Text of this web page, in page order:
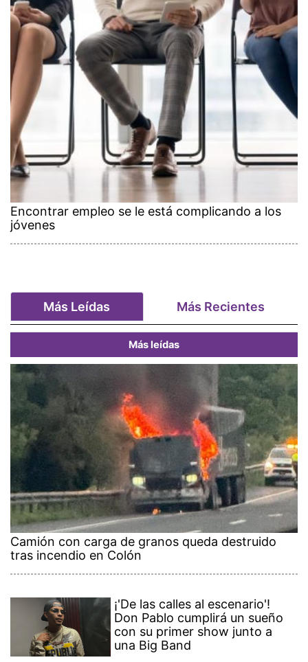
Encontrar empleo se le está complicando a los
jóvenes
Más Leídas Más Recientes
Más leídas
Camión con carga de granos queda destruido
tras incendio en Colón
¡'De las calles al escenario'!
Don Pablo cumplirá un sueño
con su primer show junto a
una Big Band